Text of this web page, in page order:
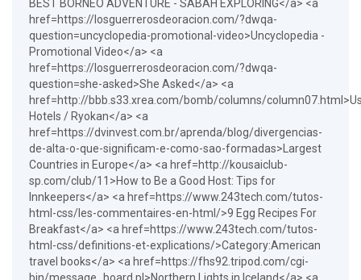
BEST BORNEO ADVENTURE - SABAH EXPLORING</a> <a
href=https://losguerrerosdeoracion.com/?dwqa-
question=uncyclopedia-promotional-video>Uncyclopedia -
Promotional Video</a> <a
href=https://losguerrerosdeoracion.com/?dwqa-
question=she-asked>She Asked</a> <a
href=http://bbb.s33.xrea.com/bomb/columns/
Hotels / Ryokan</a> <a
href=https://dvinvest.com.br/aprenda/blog/divergencias-
de-alta-o-que-significam-e-como-sao-formadas>Largest
Countries in Europe</a> <a href=http://kousaiclub-
sp.com/club/11>How to Be a Good Host: Tips for
Innkeepers</a> <a href=https://www.243tech.com/tutos-
html-css/les-commentaires-en-html/>9 Egg Recipes For
Breakfast</a> <a href=https://www.243tech.com/tutos-
html-css/definitions-et-explications/>Category:American
travel books</a> <a href=https://fhs92.tripod.com/cgi-